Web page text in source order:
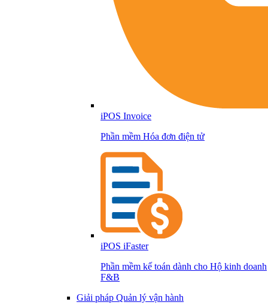
iPOS Invoice
Phần mềm Hóa đơn điện tử
iPOS iFaster
Phần mềm kế toán dành cho Hộ kinh doanh
F&B
Giải pháp Quản lý vận hành